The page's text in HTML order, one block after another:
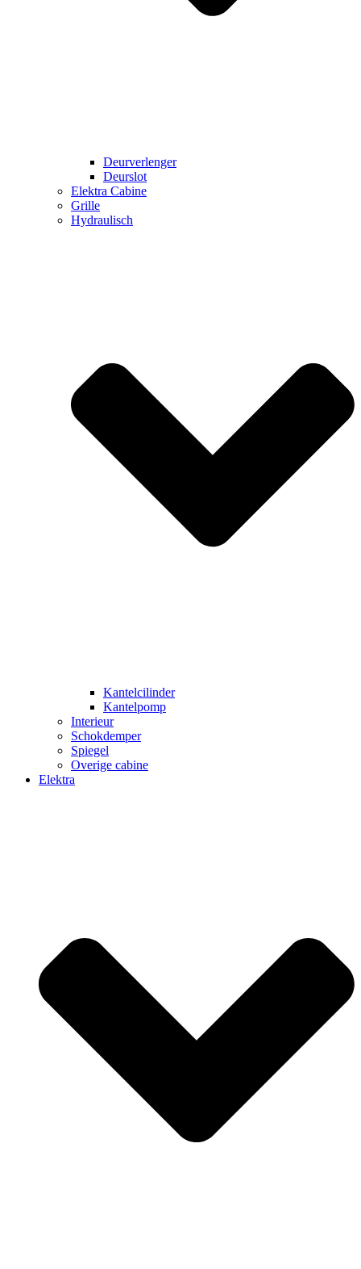
Deurverlenger
Deurslot
Elektra Cabine
Grille
Hydraulisch
Kantelcilinder
Kantelpomp
Interieur
Schokdemper
Spiegel
Overige cabine
Elektra